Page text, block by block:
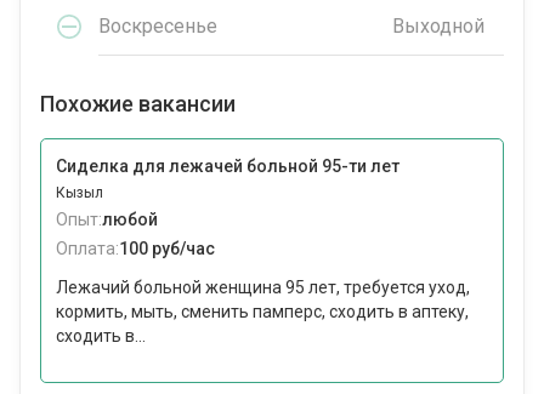
Воскресенье Выходной
Похожие вакансии
Сиделка для лежачей больной 95-ти лет
Кызыл
Опыт:любой
Оплата:100 руб/час
Лежачий больной женщина 95 лет, требуется уход,
кормить, мыть, сменить памперс, сходить в аптеку,
сходить в...